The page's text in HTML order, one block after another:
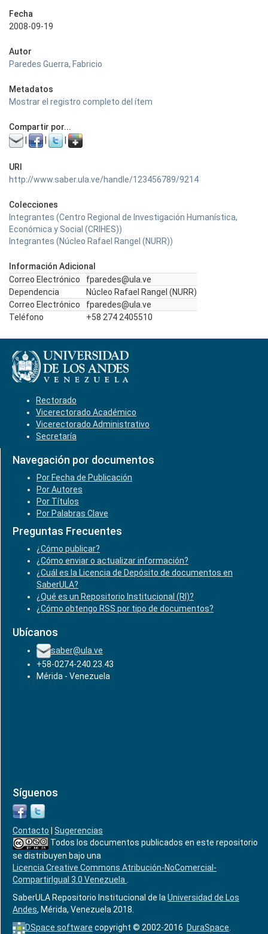
Fecha
2008-09-19
Autor
Paredes Guerra, Fabricio
Metadatos
Mostrar el registro completo del ítem
Compartir por...
URI
http://www.saber.ula.ve/handle/123456789/9214
Colecciones
Integrantes (Centro Regional de Investigación Humanística,
Económica y Social (CRIHES))
Integrantes (Núcleo Rafael Rangel (NURR))
Información Adicional
Correo Electrónico
fparedes@ula.ve
Dependencia
Núcleo Rafael Rangel (NURR)
Correo Electrónico
fparedes@ula.ve
Teléfono
+58 274 2405510
Rectorado
Vicerectorado Académico
Vicerectorado Administrativo
Secretaría
Navegación por documentos
Por Fecha de Publicación
Por Autores
Por Títulos
Por Palabras Clave
Preguntas Frecuentes
¿Cómo publicar?
¿Cómo enviar o actualizar información?
¿Cuál es la Licencia de Depósito de documentos en
SaberULA?
¿Qué es un Repositorio Institucional (RI)?
¿Cómo obtengo RSS por tipo de documentos?
Ubícanos
saber@ula.ve
+58-0274-240.23.43
Mérida - Venezuela
Síguenos
Contacto
Sugerencias
Todos los documentos publicados en este repositorio
se distribuyen bajo una
Licencia Creative Commons Atribución-NoComercial-
CompartirIgual 3.0 Venezuela
SaberULA Repositorio Institucional de la Universidad de Los
Andes, Mérida, Venezuela 2018.
DSpace software copyright © 2002-2016 DuraSpace